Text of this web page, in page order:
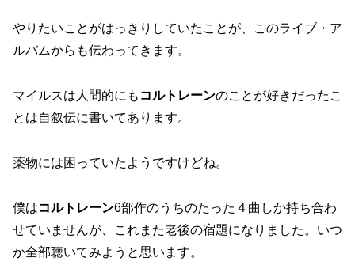
やりたいことがはっきりしていたことが、このライブ・ア
ルバムからも伝わってきます。
マイルスは人間的にも コルトレーンのことが好きだったこ
とは自叙伝に書いてあります。
薬物には困っていたようですけどね。
僕はコルトレーン6部作のうちのたった４曲しか持ち合わ
せていませんが、これまた老後の宿題になりました。いつ
か全部聴いてみようと思います。